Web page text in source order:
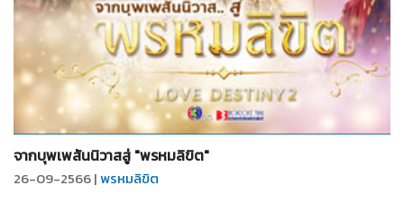
จำนวน8
จากบุพเพสันนิวาสสู่ "พรหมลิขิต"
26-09-2566 |พรหมลิขิต